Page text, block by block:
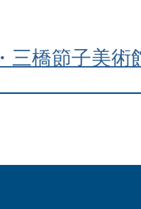
三橋節子美